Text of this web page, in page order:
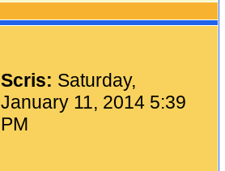
Scris: Saturday,
January 11, 2014 5:39
PM